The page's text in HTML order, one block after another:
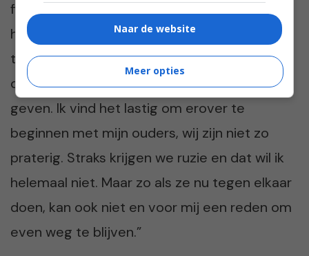
fitten echt zo ongezellig. Eigenlijk vind ik het
helemaal niet meer leuk om naar mijn ouders
toe te gaan omdat ze al mijn energie
opzuigen en elkaar onderhuidse steken
geven. Ik vind het lastig om erover te
beginnen met mijn ouders, wij zijn niet zo
praterig. Straks krijgen we ruzie en dat wil ik
helemaal niet. Maar zo als ze nu tegen elkaar
doen, kan ook niet en voor mij een reden om
even weg te blijven.”
Naar de website
Meer opties